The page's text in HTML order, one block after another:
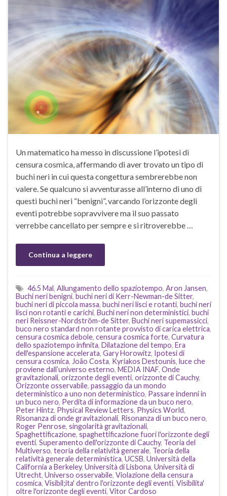
Un matematico ha messo in discussione l’ipotesi di
censura cosmica, affermando di aver trovato un tipo di
buchi neri in cui questa congettura sembrerebbe non
valere. Se qualcuno si avventurasse all’interno di uno di
questi buchi neri “benigni”, varcando l’orizzonte degli
eventi potrebbe sopravvivere ma il suo passato
verrebbe cancellato per sempre e si ritroverebbe …
Continua a leggere
46.5 Mal, Allungamento dello spaziotempo, Aron Jansen,
Buchi neri benigni, buchi neri di Kerr-Newman-de Sitter,
buchi neri di piccola massa, buchi neri lisci e rotanti, buchi neri
lisci non rotanti e carichi, Buchi neri non deterministici, buchi
neri Reissner-Nordström-de Sitter, Buchi neri supemassicci,
buco nero standard non rotante provvisto di carica elettrica,
censura cosmica debole, censura cosmica forte, Curvatura
dello spaziotempo infinita, Dilatazione del tempo, Era
dell'espansione accelerata, Gary Horowitz, Ipotesi di
censura cosmica, João Costa, Kyriakos Destounis, luce che
proviene dall’universo esterno, MEDIA INAF, Onde
gravitazionali, orizzonte degli eventi, orizzonte di Cauchy,
Orizzonte osservabile, passaggio da un mondo
deterministico a uno non deterministico, Passare indenni in
un buco nero, Perdita di informazione da un buco nero,
Peter Hintz, Physical Review Letters, Physics World,
Risonanza di onde gravitazionali, Risonanza di un buco nero,
Roger Penrose, singolarità gravitazionali,
Spaghettificazione, spaghettificazione fuori l'orizzonte degli
eventi, Superamento dell'orizzonte di Cauchy, Teoria del
Multiverso, teoria della relatività generale, Teoria della
relatività generale deterministica, UCSB, Università della
California a Berkeley, Università di Lisbona, Università di
Utrecht, Universo osservabile, Violazione della censura
cosmica, Visibil;ita' dentro l'orizzonte degli eventi, Visibilita'
oltre l'orizzonte degli eventi, Vitor Cardoso